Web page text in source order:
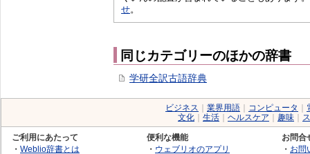
せ。
同じカテゴリーのほかの辞書
学研全訳古語辞典
ビジネス 業界用語 コンピュータ
文化
生活 ヘルスケア 趣味
ご利用にあたって
・ Weblio辞書とは
便利な機能
・ ウェブリオのアプリ
お問合
・ お問